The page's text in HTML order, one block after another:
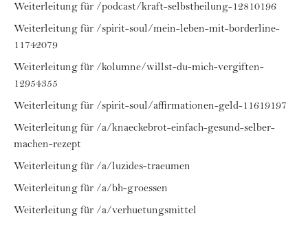
Weiterleitung für /podcast/kraft-selbstheilung-12810196
Weiterleitung für /spirit-soul/mein-leben-mit-borderline-
11742079
Weiterleitung für /kolumne/willst-du-mich-vergiften-
12954355
Weiterleitung für /spirit-soul/affirmationen-geld-11619197
Weiterleitung für /a/knaeckebrot-einfach-gesund-selber-
machen-rezept
Weiterleitung für /a/luzides-traeumen
Weiterleitung für /a/bh-groessen
Weiterleitung für /a/verhuetungsmittel